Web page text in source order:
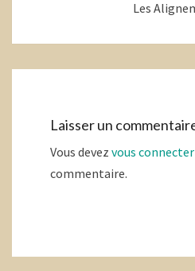
Les
Laisser un
Vous devez vous connecter
commentaire.